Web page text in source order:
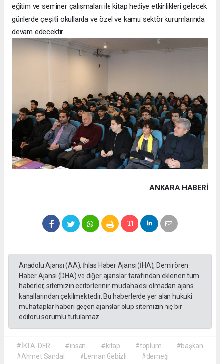
eğitim ve seminer çalışmaları ile kitap hediye etkinlikleri gelecek
günlerde çeşitli okullarda ve özel ve kamu sektör kurumlarında
devam edecektir.
ANKARA HABERİ
Anadolu Ajansı (AA), İhlas Haber Ajansı (İHA), Demirören
Haber Ajansı (DHA) ve diğer ajanslar tarafından eklenen tüm
haberler, sitemizin editörlerinin müdahalesi olmadan ajans
kanallarından çekilmektedir. Bu haberlerde yer alan hukuki
muhataplar haberi geçen ajanslar olup sitemizin hiç bir
editörü sorumlu tutulamaz...
#İKTA-DER #insan #kitap #toplum
#başkan
#Ahmet Sandal
#Leman Gebizli
#derneği